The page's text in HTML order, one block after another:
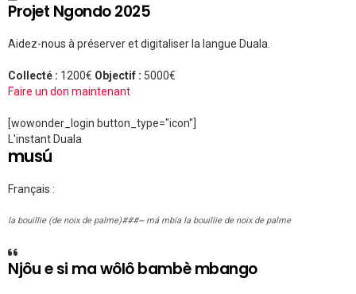
Projet Ngondo 2025
Aidez-nous à préserver et digitaliser la langue Duala.
Collecté : 1200€ Objectif : 5000€
Faire un don maintenant
[wowonder_login button_type="icon"]
L'instant Duala
musú
Français :
la bouillie (de noix de palme)###~ má mbía la bouillie de noix de palme
Njôu e si ma wôlô bambè mbango